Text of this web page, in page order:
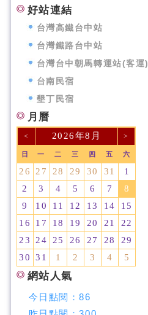
好站連結
台灣高鐵台中站
台灣鐵路台中站
台灣台中朝馬轉運站(客運)
台南民宿
墾丁民宿
月曆
< 2026年8月 >
日 一 二 三 四 五 六
26 27 28 29 30 31
1
2
3 4 5 6 7
8
9
10 11 12 13 14
15
16
17 18 19 20 21
22
23
24 25 26 27 28
29
30
31 1 2 3 4 5
網站人氣
今日點閱：86